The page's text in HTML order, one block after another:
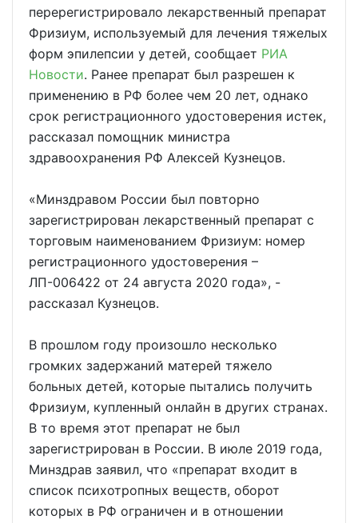
перерегистрировало лекарственный препарат
Фризиум, используемый для лечения тяжелых
форм эпилепсии у детей, сообщает РИА
Новости. Ранее препарат был разрешен к
применению в РФ более чем 20 лет, однако
срок регистрационного удостоверения истек,
рассказал помощник министра
здравоохранения РФ Алексей Кузнецов.
«Минздравом России был повторно
зарегистрирован лекарственный препарат с
торговым наименованием Фризиум: номер
регистрационного удостоверения –
ЛП-006422 от 24 августа 2020 года», -
рассказал Кузнецов.
В прошлом году произошло несколько
громких задержаний матерей тяжело
больных детей, которые пытались получить
Фризиум, купленный онлайн в других странах.
В то время этот препарат не был
зарегистрирован в России. В июле 2019 года,
Минздрав заявил, что «препарат входит в
список психотропных веществ, оборот
которых в РФ ограничен и в отношении